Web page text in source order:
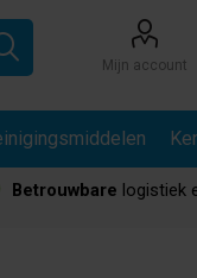
Mijn account
Betrouwbare logistiek